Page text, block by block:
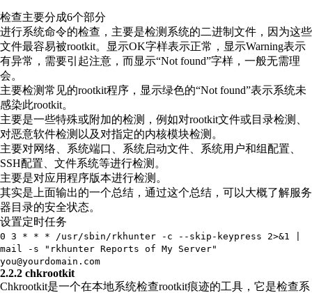
检查主要分成6个部分
进行系统命令的检查，主要是检测系统的二进制文件，因为这些
文件最容易被rootkit。显示OK字样表示正常，显示Warning表示
有异常，需要引起注意，而显示“Not found”字样，一般无需理
会。
主要检测常见的rootkit程序，显示绿色的“Not found”表示系统未
感染此rootkit。
主要是一些特殊或附加的检测，例如对rootkit文件或目录检测、
对恶意软件检测以及对指定的内核模块检测。
主要对网络、系统端口、系统启动文件、系统用户和组配置、
SSH配置、文件系统等进行检测。
主要是对应用程序版本进行检测。
其实是上面输出的一个总结，通过这个总结，可以大概了解服务
器目录的安全状态。
设置定时任务
0 3 * * * /usr/sbin/rkhunter -c --skip-keypress 2>&1 |
mail -s "rkhunter Reports of My Server"
you@yourdomain.com
2.2.2 chkrootkit
Chkrootkit是一个在本地系统检查rootkit痕迹的工具，它是检查系